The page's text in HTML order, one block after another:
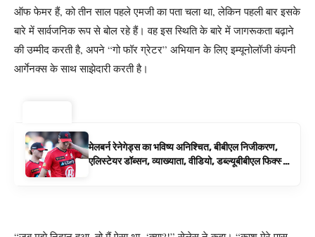
ऑफ फेमर हैं, को तीन साल पहले एमजी का पता चला था, लेकिन पहली बार इसके
बारे में सार्वजनिक रूप से बोल रहे हैं। वह इस स्थिति के बारे में जागरूकता बढ़ाने
की उम्मीद करती है, अपने “गो फॉर ग्रेटर” अभियान के लिए इम्यूनोलॉजी कंपनी
आर्गेनक्स के साथ साझेदारी करती है।
मेलबर्न रेनेगेड्स का भविष्य अनिश्चित, बीबीएल निजीकरण,
एलिस्टेयर डॉब्सन, व्याख्याता, वीडियो, डब्ल्यूबीबीएल फिक्स्चर